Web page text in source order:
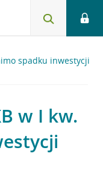
spadku inwestycji
w I kw.